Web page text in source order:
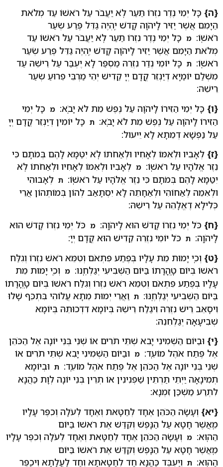
{ה} כָּל יְמֵי נֶדֶר נִזְרוֹ תַּעַר לֹֽא יַעֲבֹר עַל רֹאשׁוֹ עַד מְלֹאת
הַיָּמִם אֲשֶׁר יַזִּיר לַֽיהֹוָה קָדֹשׁ יִֽהְיֶה גַּדֵּל פֶּרַע שְׂעַר
רֹאשֽׁוֹ: מ כָּל יְמֵי נֶדֶר נִזְרוֹ תַּעַר לֹֽא יַעֲבֹר עַל רֹאשׁוֹ עַד
מְלֹאת הַיָּמִם אֲשֶׁר יַזִּיר לַֽיהֹוָה קָדֹשׁ יִֽהְיֶה גַּדֵּל פֶּרַע שְׂעַר
רֹאשֽׁוֹ: ת כָּל יוֹמֵי נְדַר נִזְרֵהּ מַסְפַּר לָא יֶעְבַּר עַל רֵישֵׁהּ עַד
מִשְׁלַם יוֹמַיָא דְיַנְזֵר קֳדָם יְיָ קַדִישׁ יְהֵי מַרְבֵּי פֵרוּעַ שְׂעַר
רֵישֵׁהּ:
{ו} כָּל יְמֵי הַזִּירוֹ לַֽיהֹוָה עַל נֶפֶשׁ מֵת לֹא יָבֹֽא: מ כָּל יְמֵי
הַזִּירוֹ לַֽיהֹוָה עַל נֶפֶשׁ מֵת לֹא יָבֹֽא: ת כָּל יוֹמִין דְיַנְזֵר קֳדָם יְיָ
עַל נַפְשָׁא דְמֵתָא לָא יֵיעוּל:
{ז} לְאָבִיו וּלְאִמּוֹ לְאָחִיו וּלְאַחֹתוֹ לֹֽא יִטַּמָּא לָהֶם בְּמֹתָם כִּי
נֵזֶר אֱלֹהָיו עַל רֹאשֽׁוֹ: מ לְאָבִיו וּלְאִמּוֹ לְאָחִיו וּלְאַחֹתוֹ לֹֽא
יִטַּמָּא לָהֶם בְּמֹתָם כִּי נֵזֶר אֱלֹהָיו עַל רֹאשֽׁוֹ: ת לְאָבוּהִי
וּלְאִמֵהּ לְאַחוֹהִי וּלְאַחָתֵהּ לָא יִסְתָּאַב לְהוֹן בְּמוֹתְהוֹן אֲרֵי
כְּלִילָא דֶאֱלָהֵהּ עַל רֵישֵׁהּ:
{ח} כֹּל יְמֵי נִזְרוֹ קָדֹשׁ הוּא לַֽיהֹוָֽה: מ כֹּל יְמֵי נִזְרוֹ קָדֹשׁ הוּא
לַֽיהֹוָֽה: ת כֹּל יוֹמֵי נִזְרֵהּ קַדִישׁ הוּא קֳדָם יְיָ:
{ט} וְכִֽי יָמוּת מֵת עָלָיו בְּפֶתַע פִּתְאֹם וְטִמֵּא רֹאשׁ נִזְרוֹ וְגִלַּח
רֹאשׁוֹ בְּיוֹם טָֽהֳרָתוֹ בַּיּוֹם הַשְּׁבִיעִי יְגַלְּחֶֽנּוּ: מ וְכִֽי יָמוּת מֵת
עָלָיו בְּפֶתַע פִּתְאֹם וְטִמֵּא רֹאשׁ נִזְרוֹ וְגִלַּח רֹאשׁוֹ בְּיוֹם טָֽהֳרָתוֹ
בַּיּוֹם הַשְּׁבִיעִי יְגַלְּחֶֽנּוּ: ת וַאֲרֵי יְמוּת מֵתָא עֲלוֹהִי בִּתְכֵּף שָׁלוּ
וִיסָאֵב רֵישׁ נִזְרֵהּ וִיגַלַח רֵישֵׁהּ בְּיוֹמָא דִדְכוּתֵהּ בְּיוֹמָא
שְׁבִיעָאָה יְגַלְחִנֵהּ:
{י} וּבַיּוֹם הַשְּׁמִינִי יָבִא שְׁתֵּי תֹרִים אוֹ שְׁנֵי בְּנֵי יוֹנָה אֶל הַכֹּהֵן
אֶל פֶּתַח אֹהֶל מוֹעֵֽד: מ וּבַיּוֹם הַשְּׁמִינִי יָבִא שְׁתֵּי תֹרִים אוֹ
שְׁנֵי בְּנֵי יוֹנָה אֶל הַכֹּהֵן אֶל פֶּתַח אֹהֶל מוֹעֵֽד: ת וּבְיוֹמָא
תְמִינָאָה יַיְתֵי תַּרְתֵּין שַׁפְנִינִין אוֹ תְרֵין בְּנֵי יוֹנָה לְוָת כַּהֲנָא
לִתְרַע מַשְׁכַּן זִמְנָא:
{יא} וְעָשָׂה הַכֹּהֵן אֶחָד לְחַטָּאת וְאֶחָד לְעֹלָה וְכִפֶּר עָלָיו
מֵֽאֲשֶׁר חָטָא עַל הַנָּפֶשׁ וְקִדַּשׁ אֶת רֹאשׁוֹ בַּיּוֹם
הַהֽוּא: מ וְעָשָׂה הַכֹּהֵן אֶחָד לְחַטָּאת וְאֶחָד לְעֹלָה וְכִפֶּר עָלָיו
מֵֽאֲשֶׁר חָטָא עַל הַנָּפֶשׁ וְקִדַּשׁ אֶת רֹאשׁוֹ בַּיּוֹם
הַהֽוּא: ת וְיַעְבֵּד כַּהֲנָא חַד לְחַטָאתָא וְחַד לַעֲלָתָא וִיכַפֵּר